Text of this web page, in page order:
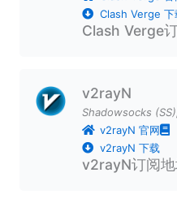
Clash Verge 下
Clash Verge
v2rayN
Shadowsocks (SS)
v2rayN 官网
v2rayN 下载
v2rayN订阅